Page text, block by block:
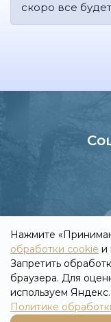
скоро все
Главная
Статьи
Нажмите
обработки cookie и
Запретить
браузера. Для
используем
Политике